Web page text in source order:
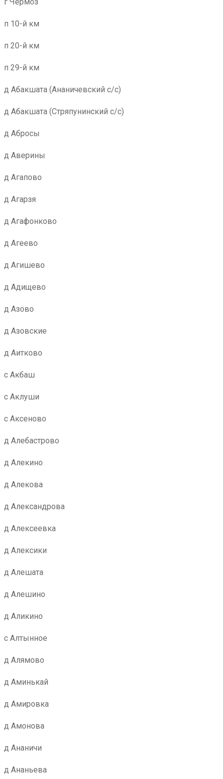
п 10-й км
п 20-й км
п 29-й км
д Абакшата (Ананичевский с/с)
д Абакшата (Стряпунинский с/с)
д Абросы
д Аверины
д Агапово
д Агарзя
д Агафонково
д Агеево
д Агишево
д Адищево
д Азово
д Азовские
д Аитково
с Акбаш
с Аклуши
с Аксеново
д Алебастрово
д Алекино
д Алекова
д Александрова
д Алексеевка
д Алексики
д Алешата
д Алешино
д Аликино
с Алтынное
д Алямово
д Аминькай
д Амировка
д Амонова
д Ананичи
д Ананьева